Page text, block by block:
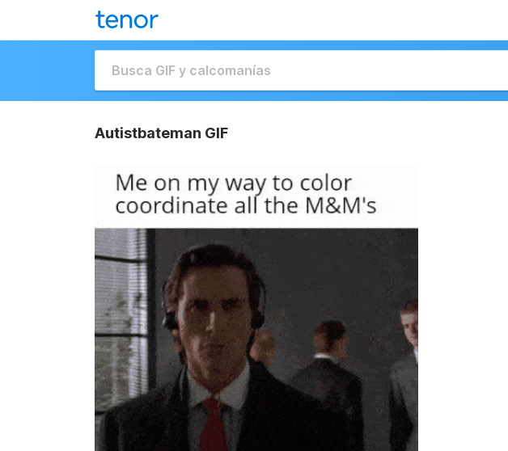
Autistbateman GIF